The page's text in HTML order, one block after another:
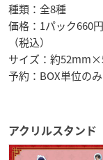
種類：全8種
価格：1パック660
（税込）
サイズ：約
予約：BOX単位のみ
アクリルスタンド